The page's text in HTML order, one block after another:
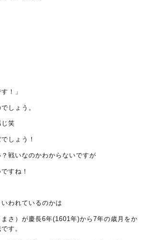
！」
しょう。
笑
しょう！
戦いなのかわからないですが
すね！
われているのかは
さ）が慶長6年(1601年)から7年の歳月をか
す。